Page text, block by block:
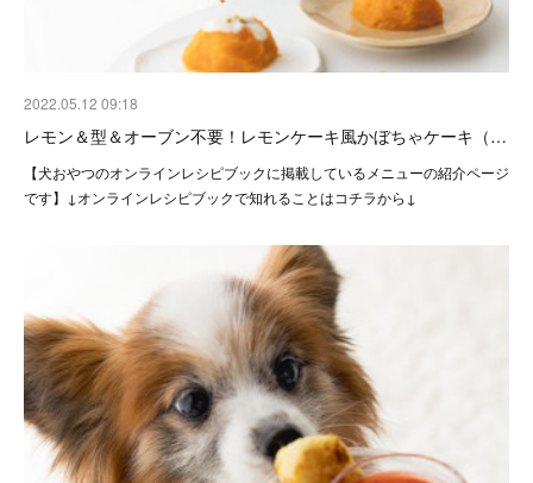
2022.05.12 09:18
レモン＆型＆オーブン不要！レモンケーキ風かぼちゃケーキ（…
【犬おやつのオンラインレシピブックに掲載しているメニューの紹介ページ
です】↓オンラインレシピブックで知れることはコチラから↓